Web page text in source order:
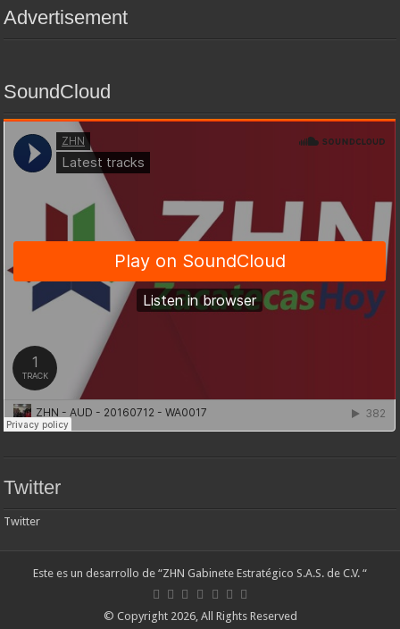
Advertisement
SoundCloud
Twitter
Twitter
Este es un desarrollo de “ZHN Gabinete Estratégico S.A.S. de C.V. “
© Copyright 2026, All Rights Reserved